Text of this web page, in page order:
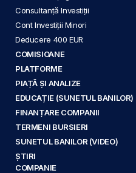
Consultanță Investiții
Cont Investiții Minori
Deducere 400 EUR
COMISIOANE
PLATFORME
PIAȚĂ ȘI ANALIZE
EDUCAȚIE (SUNETUL BANILOR)
FINANȚARE COMPANII
TERMENI BURSIERI
SUNETUL BANILOR (VIDEO)
ȘTIRI
COMPANIE